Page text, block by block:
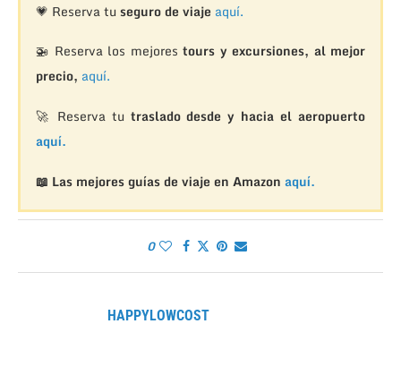
💗 Reserva tu seguro de viaje aquí.
🚁 Reserva los mejorestours y excursiones, al mejor
precio, aquí.
🚀 Reserva tu traslado desde y hacia el aeropuerto
aquí.
📖 Las mejores guías de viaje en Amazon aquí.
0
HAPPYLOWCOST